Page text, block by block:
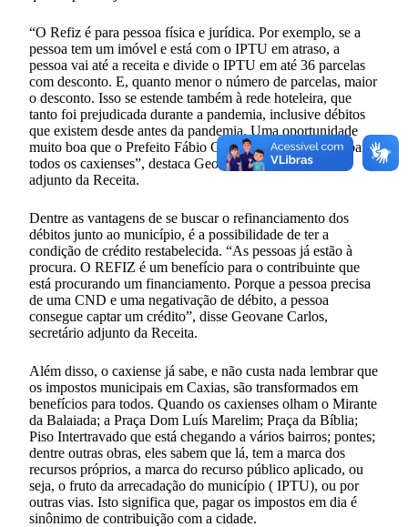
“O Refiz é para pessoa física e jurídica. Por exemplo, se a
pessoa tem um imóvel e está com o IPTU em atraso, a
pessoa vai até a receita e divide o IPTU em até 36 parcelas
com desconto. E, quanto menor o número de parcelas, maior
o desconto. Isso se estende também à rede hoteleira, que
tanto foi prejudicada durante a pandemia, inclusive débitos
que existem desde antes da pandemia. Uma oportunidade
muito boa que o Prefeito Fábio Gentil está concedendo para
todos os caxienses”, destaca Geovane Carlos, secretário
adjunto da Receita.
Dentre as vantagens de se buscar o refinanciamento dos
débitos junto ao município, é a possibilidade de ter a
condição de crédito restabelecida. “As pessoas já estão à
procura. O REFIZ é um benefício para o contribuinte que
está procurando um financiamento. Porque a pessoa precisa
de uma CND e uma negativação de débito, a pessoa
consegue captar um crédito”, disse Geovane Carlos,
secretário adjunto da Receita.
Além disso, o caxiense já sabe, e não custa nada lembrar que
os impostos municipais em Caxias, são transformados em
benefícios para todos. Quando os caxienses olham o Mirante
da Balaiada; a Praça Dom Luís Marelim; Praça da Bíblia;
Piso Intertravado que está chegando a vários bairros; pontes;
dentre outras obras, eles sabem que lá, tem a marca dos
recursos próprios, a marca do recurso público aplicado, ou
seja, o fruto da arrecadação do município ( IPTU), ou por
outras vias. Isto significa que, pagar os impostos em dia é
sinônimo de contribuição com a cidade.